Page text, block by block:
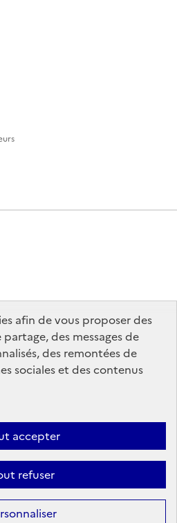
afin de vous proposer des
des messages de
des remontées de
sociales et des contenus
accepter
refuser
data.gouv.fr
contenus de ce site sont sous